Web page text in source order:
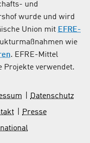
und
wurde und wird
Union mit EFRE-
wie
. EFRE-Mittel
Projekte verwendet.
Datenschutz
Presse